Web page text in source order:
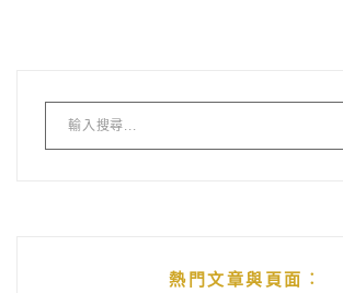
熱門文章與頁面︰